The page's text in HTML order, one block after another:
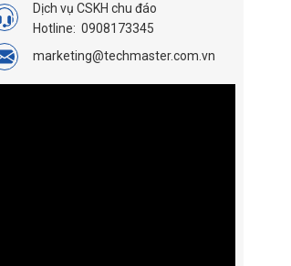
Dịch vụ CSKH chu đáo
Hotline: 0908173345
marketing@techmaster.com.vn